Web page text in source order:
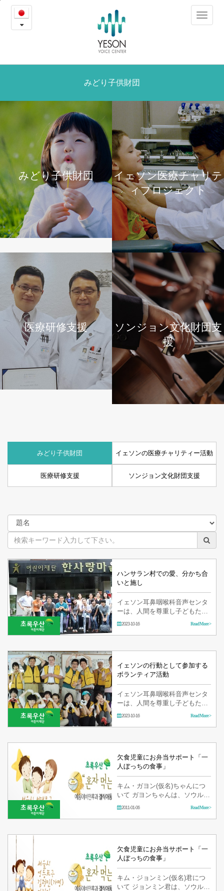
医
療
ャ
テ
ー
Toggle
みどり子供財団
みどり子供財団
イェソン医療チャリテ
ィプロジェクト
医療研修支援
ソンジョン文化財団支
援
みどり子供財団 イェソンの医療チャリティー活動
医療研修支援 ソンジョン文化財団支援
ハンサラン村での愛、分かち合
いと施し
イェソン耳鼻咽喉科音声センタ
ーは、人間を尊重し子どもたち
が健康で明るく育て行くことを
美しく幸せな人生を歩むようサ
2023-10-16 Read More >
イェソンの行動として参加する
ボランティア活動
イェソン耳鼻咽喉科音声センタ
ーは、人間を尊重し子どもたち
が健康で明るく育て行くことを
美しく幸せな人生を歩むようサ
2023-10-16 Read More >
欠食児童にお弁当サポート「一
人ぼっちの食事」
キム・ガヨン(仮名)ちゃんにつ
いて ガヨンちゃんは、ソウル市
西大門区で母親とお姉さん、妹
児童です。 母親は、夫の家庭内
2011-01-06 Read More >
欠食児童にお弁当サポート「一
人ぼっちの食事」
キム・ジョンミン(仮名)君につ
いて ジョンミン君は、ソウルヨ